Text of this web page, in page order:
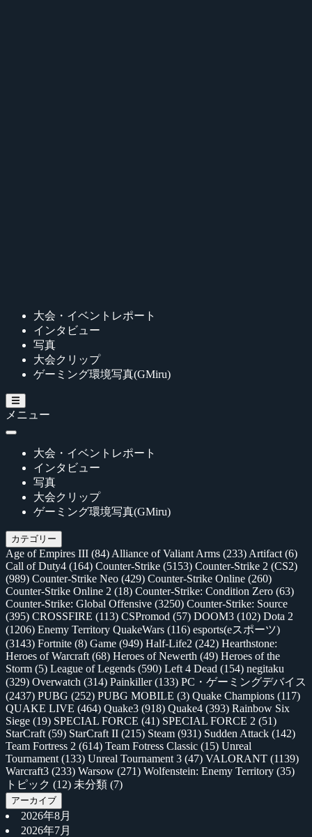
大会・イベントレポート
インタビュー
写真
大会クリップ
ゲーミング環境写真(GMiru)
メニュー
大会・イベントレポート
インタビュー
写真
大会クリップ
ゲーミング環境写真(GMiru)
カテゴリー
Age of Empires III (84) Alliance of Valiant Arms (233) Artifact (6)
Call of Duty4 (164) Counter-Strike (5153) Counter-Strike 2 (CS2)
(989) Counter-Strike Neo (429) Counter-Strike Online (260)
Counter-Strike Online 2 (18) Counter-Strike: Condition Zero (63)
Counter-Strike: Global Offensive (3250) Counter-Strike: Source
(395) CROSSFIRE (113) CSPromod (57) DOOM3 (102) Dota 2
(1206) Enemy Territory QuakeWars (116) esports(eスポーツ)
(3143) Fortnite (8) Game (949) Half-Life2 (242) Hearthstone:
Heroes of Warcraft (68) Heroes of Newerth (49) Heroes of the
Storm (5) League of Legends (590) Left 4 Dead (154) negitaku
(329) Overwatch (314) Painkiller(133) PC・ゲーミングデバイス
(2437) PUBG (252) PUBG MOBILE (3) Quake Champions (117)
QUAKE LIVE (464) Quake3 (918) Quake4 (393) Rainbow Six
Siege (19) SPECIAL FORCE (41) SPECIAL FORCE 2 (51)
StarCraft (59) StarCraft II (215) Steam (931) Sudden Attack (142)
Team Fortress 2 (614) Team Fotress Classic (15) Unreal
Tournament (133) Unreal Tournament 3 (47) VALORANT (1139)
Warcraft3 (233) Warsow (271) Wolfenstein: Enemy Territory (35)
トピック (12) 未分類 (7)
アーカイブ
2026年8月
2026年7月